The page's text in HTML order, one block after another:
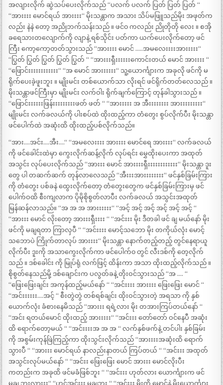
အလျားလိုက် ဆွဲသပ်ပေးလိုက်သည် “ပလက် ပလက် ပြတ် ပြတ် ပြတ် “
“အားးးး မောင်ရယ် အားးးး“ မိုးသန္တာက အသား သိပ်မဖြူသည်မိုး အဖုတ်က
လည်း နဲနဲ တော့ အညိုဘက်သန်းသည် ။ ဖင်၀ ကလည်း ညိုတိုတို လေး ။ စအို
ခရေသားတလျောက်ကို လျာနဲ့ ရစ်သိုင်း ပတ်ကာ ယက်ပေးလိုက်တော့ ဖင်
ကြီး ကော့ကော့တတ်သွားသည် “အားးးး မောင် …..အမလေးးးးအားးးးး“
“ပြွတ် ပြွတ် ပြွတ် ပြွတ် ပြွတ် “ “အားးးရှီးးးးးးကောင်းတယ် မောင် အားးးး “
“ဖြောင်းးးးးးးးးးးး“ “အ မောင် အားးးးးး“ သူ့ယောင်္ကျားက အခုလို ဖင်ကို မ
ရိုက်ပေးခဲ့ဖူးဘူး ။ မျိုးမင်း တစ်ယောက်သာ လိုးရင် ဖင်ရိုက်တတ်လေသည် ။
မိုးသန္တာဖင်ကြီးမှာ မျိုးမင်း လက်ဝါး ရိုက်ချက်ကြောင့် တုန်ခါသွားသည် ။
“ဖြောင်းးးးးးဖြန်းးးးးးးးးဖတ် ဖတ် “ “အားးးးး အ အီးးးးးးးး အားးးးးးးးး“
မျိုးမင်း လက်ခလယ်ကို ပါးစပ်ထဲ ထိုးထည့်ကာ တံတွေး စွပ်လိုက်ပီး မိုးသန္တာ
ဖင်ပေါက်ထဲ အဆုံးထိ ထိုးထည့်ပစ်လိုက်သည်။
“အား….အင်း….အီး….“ “အမလေးးးး အားးးး မောင်ရေ အားးးး“ လက်ခလယ်
ကို ဖင်ခေါင်းထဲမှာ ကွေးလိုက်ဆန့်လိုက် လုပ်ရင်း မွှေထိုးပေးကာ အထုတ်
အသွင်း လုပ်ပေးလိုက်သည် “အားးး မောင် အားးးးရှီးးးးးးးးးးးး“ မိုးသန္တာ ဒူး
တွေ ပါ တဆက်ဆက် တုန်လာလေသည် “အီးးးအားးးးးးးး“ ဖင်နှစ်ခြမ်းကြား
ကို တံတွေး ပစ်ခနဲ ထွေးလိုက်တော့ တံတွေးတွေက ဖင်နှစ်ခြမ်းကြားမှ ဖင်
ပေါက်ဝထိ စီးကျလာက ပိုမိုစိုစွတ်လာပီး လက်ခလယ် အသွင်းအထုတ်
မြန်ဆန်လာသည်။ “အ အ အ အားးးးးး“ “အင့် အင့် အင့် အင့် အင့် အင့် “
“အားးး မောင် လိုးတော့ အားးးရှီးးးး “ “အင်းးး မိုး ဒီတခါ ဖင် ချ မယ်နော် မိုး
ဖင်ကို မချရတာ ကြာလှပီ “ “အင်းးးး မောင့်သဘော မိုး တကိုယ်လုံး မောင့်
သဘောပဲ ကြိုက်တာလုပ် အားးးး“ မိုးသန္တာ နောက်တည့်တည့် တွင်နေရာယူ
လိုက်ပီး ဒူးကို အသာကွေးလိုက်ကာ ဖင်ပေါက်၀ တွင် လီးဒစ်ကို တေ့လိုက်
သည် ။ ဒစ်ခေါင်း ကို မြုပ်ရုံ လက်ဖြင့် ထိန်းကာ အသာ ထိုးထည့်လိုက်သည် ။
စိုစွတ်နေသည်မို့ ဒစ်ချောင်းက ပလွတ်ခနဲ့ တိုးဝင်သွားသည် “အ …. “
“ဖြေးဖြေးချင်း အကုန်ထည့်မယ်နော် “ “အင်းးးး အားးးး ဖြေးဖြေး မောင် “
“အင်းးးးးး….အင့် “ စီးတွဲတွဲ တစ်ရစ်ချင်း ထိုးဝင်သွားတဲ့ အရသာ ကို နှစ်
ယောက်လုံး ခံစားနေမိသည် “အားးး ရရဲ့လား မိုး တအားကြပ်တယ်နော် “
“အင်း ရတယ်မောင် ထိုးထည့် အားးးးး“ “အင်းးး တော်တော် ဝင်နေပီ အဆုံး
ထိ ရောက်တော့မယ် “ “အင်းးးးအ အ အ “ လက်နှစ်ဖက်နဲ့ တင်ပါး နှစ်ခြမ်း
ကို အစွမ်းကုန်ဖြဲကြည့်ကာ ထိုးသွင်းလိုက်သည် “အားးးးအဆုံးထိ ရောက်
သွားပီ “ “အားးး မောင်ရယ် နာလည်းနာတယ် ကြပ်တယ် “ “အင်းးး အထုတ်
အသွင်းလုပ်မယ်နော် “ “အင်းး ဖြေးဖြေး မောင် အားးး မောင်လိုးပီး
ကတည်းက အခုထိ ဖင်မခံဖြစ်ဘူး “ “အင်းးး ဟုတ်လား ယောင်္ကျားက ဖင်
မချ ဘူးလားးး“ “ဟင်အင်းးး မချဘူး “ “အင်းးး မိုးကို မောင်နဲ့ မိုးယောင်္ကျား